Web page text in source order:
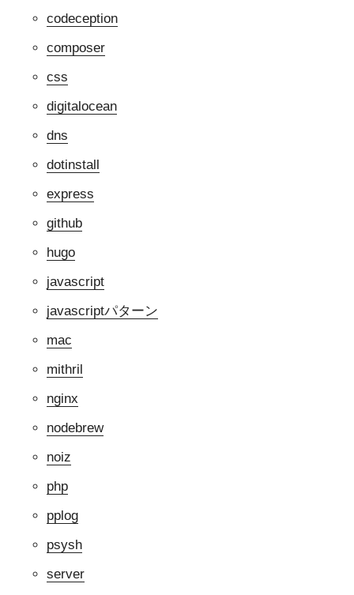
codeception
composer
css
digitalocean
dns
dotinstall
express
github
hugo
javascript
javascriptパターン
mac
mithril
nginx
nodebrew
noiz
php
pplog
psysh
server